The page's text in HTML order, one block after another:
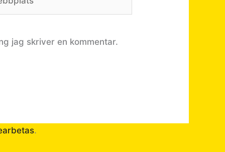
jag skriver en kommentar.
.